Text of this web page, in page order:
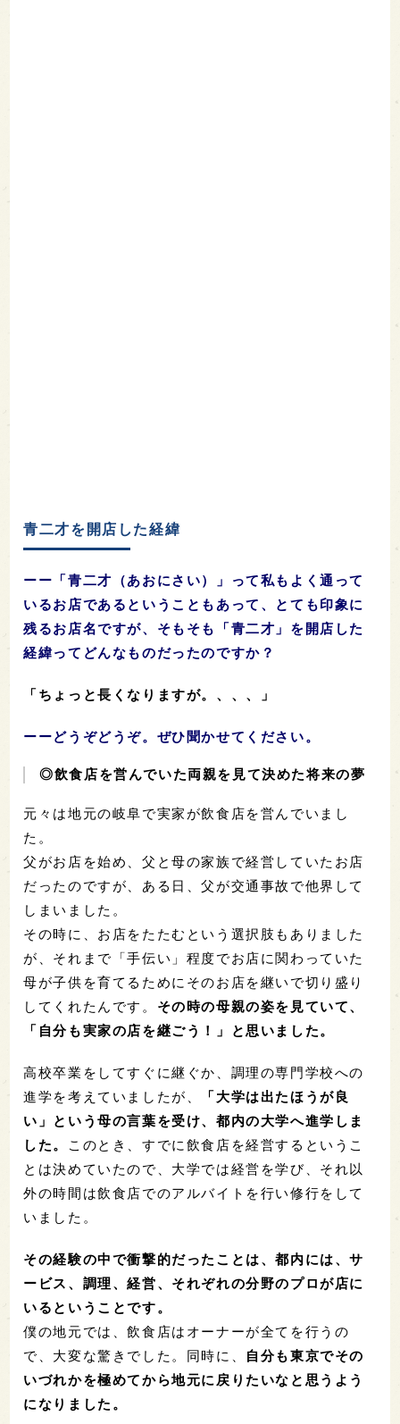
青二才を開店した経緯
ーー「青二才（あおにさい）」って私もよく通って
いるお店であるということもあって、とても印象に
残るお店名ですが、そもそも「青二才」を開店した
経緯ってどんなものだったのですか？
「ちょっと長くなりますが。、、、」
ーーどうぞどうぞ。ぜひ聞かせてください。
◎飲食店を営んでいた両親を見て決めた将来の夢
元々は地元の岐阜で実家が飲食店を営んでいまし
た。
父がお店を始め、父と母の家族で経営していたお店
だったのですが、ある日、父が交通事故で他界して
しまいました。
その時に、お店をたたむという選択肢もありました
が、それまで「手伝い」程度でお店に関わっていた
母が子供を育てるためにそのお店を継いで切り盛り
してくれたんです。 その時の母親の姿を見ていて、
「自分も実家の店を継ごう！」と思いました。
高校卒業をしてすぐに継ぐか、調理の専門学校への
進学を考えていましたが、
「大学は出たほうが良
い」という母の言葉を受け、都内の大学へ進学しま
した。
このとき、すでに飲食店を経営するというこ
とは決めていたので、大学では経営を学び、それ以
外の時間は飲食店でのアルバイトを行い修行をして
いました。
その経験の中で衝撃的だったことは、都内には、サ
ービス、調理、経営、それぞれの分野のプロが店に
いるということです。
僕の地元では、飲食店はオーナーが全てを行うの
で、大変な驚きでした。同時に、
自分も東京でその
いづれかを極めてから地元に戻りたいなと思うよう
になりました。